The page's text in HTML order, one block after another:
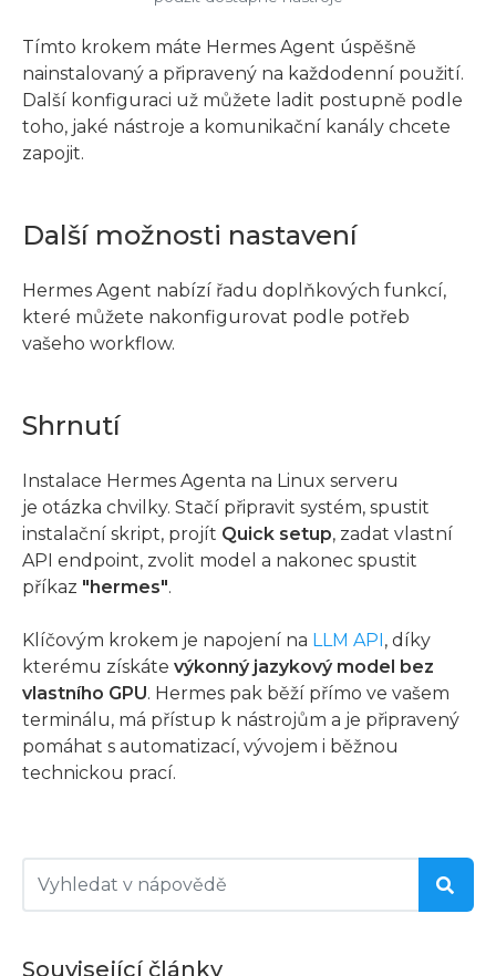
Související články
Tímto krokem máte Hermes Agent úspěšně
nainstalovaný a připravený na každodenní použití.
Další konfiguraci už můžete ladit postupně podle
toho, jaké nástroje a komunikační kanály chcete
zapojit.
Další možnosti nastavení
Hermes Agent nabízí řadu doplňkových funkcí,
které můžete nakonfigurovat podle potřeb
vašeho workflow.
Shrnutí
Instalace Hermes Agenta na Linux serveru
je otázka chvilky. Stačí připravit systém, spustit
instalační skript, projít Quick setup, zadat vlastní
API endpoint, zvolit model a nakonec spustit
příkaz "hermes".
Klíčovým krokem je napojení na LLM API, díky
kterému získáte výkonný jazykový model bez
vlastního GPU. Hermes pak běží přímo ve vašem
terminálu, má přístup k nástrojům a je připravený
pomáhat s automatizací, vývojem i běžnou
technickou prací.